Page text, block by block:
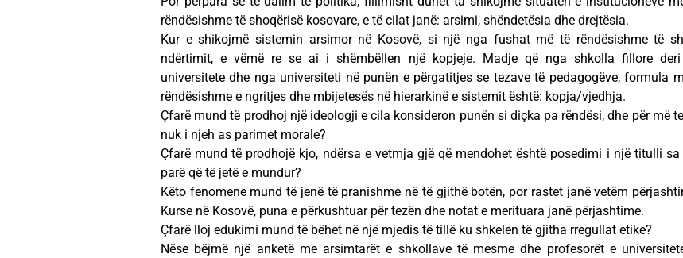
rëndësishme të shoqërisë kosovare, e të cilat janë: arsimi, shëndetësia dhe drejtësia.
Kur e shikojmë sistemin arsimor në Kosovë, si një nga fushat më të rëndësishme të
ndërtimit, e vëmë re se ai i shëmbëllen një kopjeje. Madje që nga shkolla fillore
universitete dhe nga universiteti në punën e përgatitjes se tezave të pedagogëve, formula
rëndësishme e ngritjes dhe mbijetesës në hierarkinë e sistemit është: kopja/vjedhja.
Çfarë mund të prodhoj një ideologji e cila konsideron punën si diçka pa rëndësi, dhe për më
nuk i njeh as parimet morale?
Çfarë mund të prodhojë kjo, ndërsa e vetmja gjë që mendohet është posedimi i një titulli sa
parë që të jetë e mundur?
Këto fenomene mund të jenë të pranishme në të gjithë botën, por rastet janë vetëm
Kurse në Kosovë, puna e përkushtuar për tezën dhe notat e merituara janë përjashtime.
Çfarë lloj edukimi mund të bëhet në një mjedis të tillë ku shkelen të gjitha rregullat etike?
Nëse bëjmë një anketë me arsimtarët e shkollave të mesme dhe profesorët e